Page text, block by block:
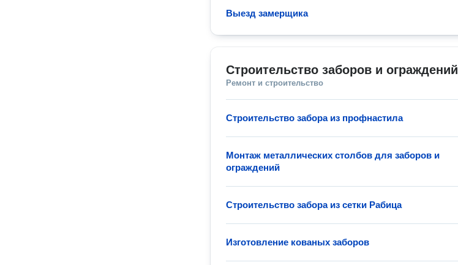
Выезд замерщика
Строительство заборов и ограждений
Ремонт и строительство
Строительство забора из профнастила
Монтаж металлических столбов для заборов и
ограждений
Строительство забора из сетки Рабица
Изготовление кованых заборов